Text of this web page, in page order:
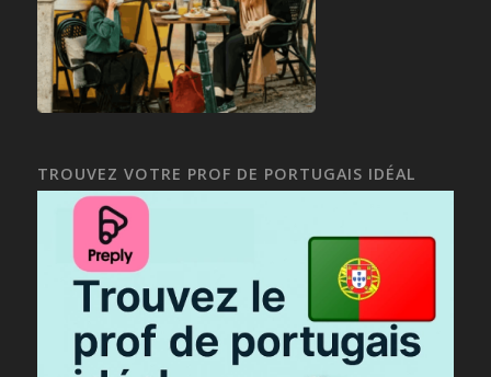
TROUVEZ VOTRE PROF DE PORTUGAIS IDÉAL